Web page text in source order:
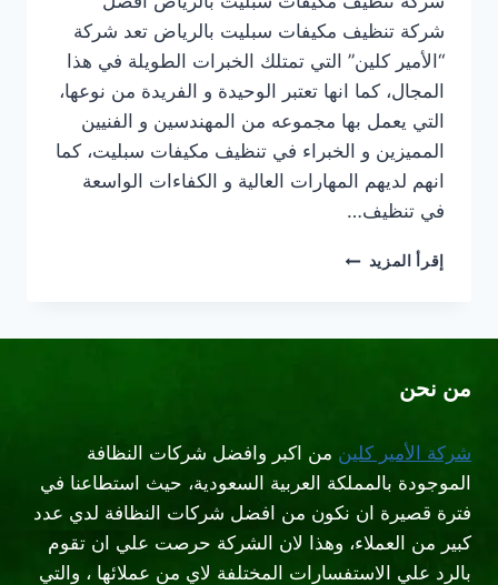
شركة تنظيف مكيفات سبليت بالرياض تعد شركة
“الأمير كلين” التي تمتلك الخبرات الطويلة في هذا
المجال، كما انها تعتبر الوحيدة و الفريدة من نوعها،
التي يعمل بها مجموعه من المهندسين و الفنيين
المميزين و الخبراء في تنظيف مكيفات سبليت، كما
انهم لديهم المهارات العالية و الكفاءات الواسعة
في تنظيف…
إقرأ المزيد افضل
من نحن
شركة الأمير كلين من اكبر وافضل شركات النظافة
الموجودة بالمملكة العربية السعودية، حيث استطاعنا في
فترة قصيرة ان نكون من افضل شركات النظافة لدي عدد
كبير من العملاء، وهذا لان الشركة حرصت علي ان تقوم
بالرد علي الاستفسارات المختلفة لاي من عملائها ، والتي